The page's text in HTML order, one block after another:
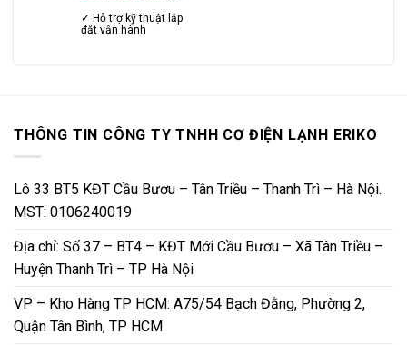
✓ Hỗ trợ kỹ thuật lắp
đặt vận hành
THÔNG TIN CÔNG TY TNHH CƠ ĐIỆN LẠNH ERIKO
Lô 33 BT5 KĐT Cầu Bươu – Tân Triều – Thanh Trì – Hà Nội.
MST: 0106240019
Địa chỉ: Số 37 – BT4 – KĐT Mới Cầu Bươu – Xã Tân Triều –
Huyện Thanh Trì – TP Hà Nội
VP – Kho Hàng TP HCM: A75/54 Bạch Đằng, Phường 2,
Quận Tân Bình, TP HCM